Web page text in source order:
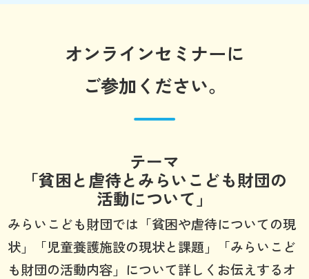
オンラインセミナーに
ご参加ください。
テーマ
「貧困と虐待とみらいこども財団の
活動について」
みらいこども財団では「貧困や虐待についての現
状」「児童養護施設の現状と課題」「みらいこど
も財団の活動内容」について詳しくお伝えするオ